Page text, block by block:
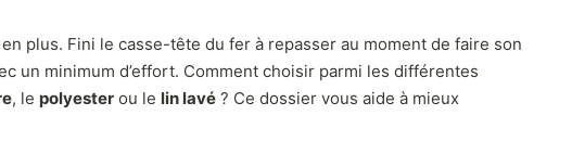
plus. Fini le casse-tête du fer à repasser au moment de faire son
un minimum d’effort. Comment choisir parmi les différentes
, le polyester ou le lin lavé ? Ce dossier vous aide à mieux